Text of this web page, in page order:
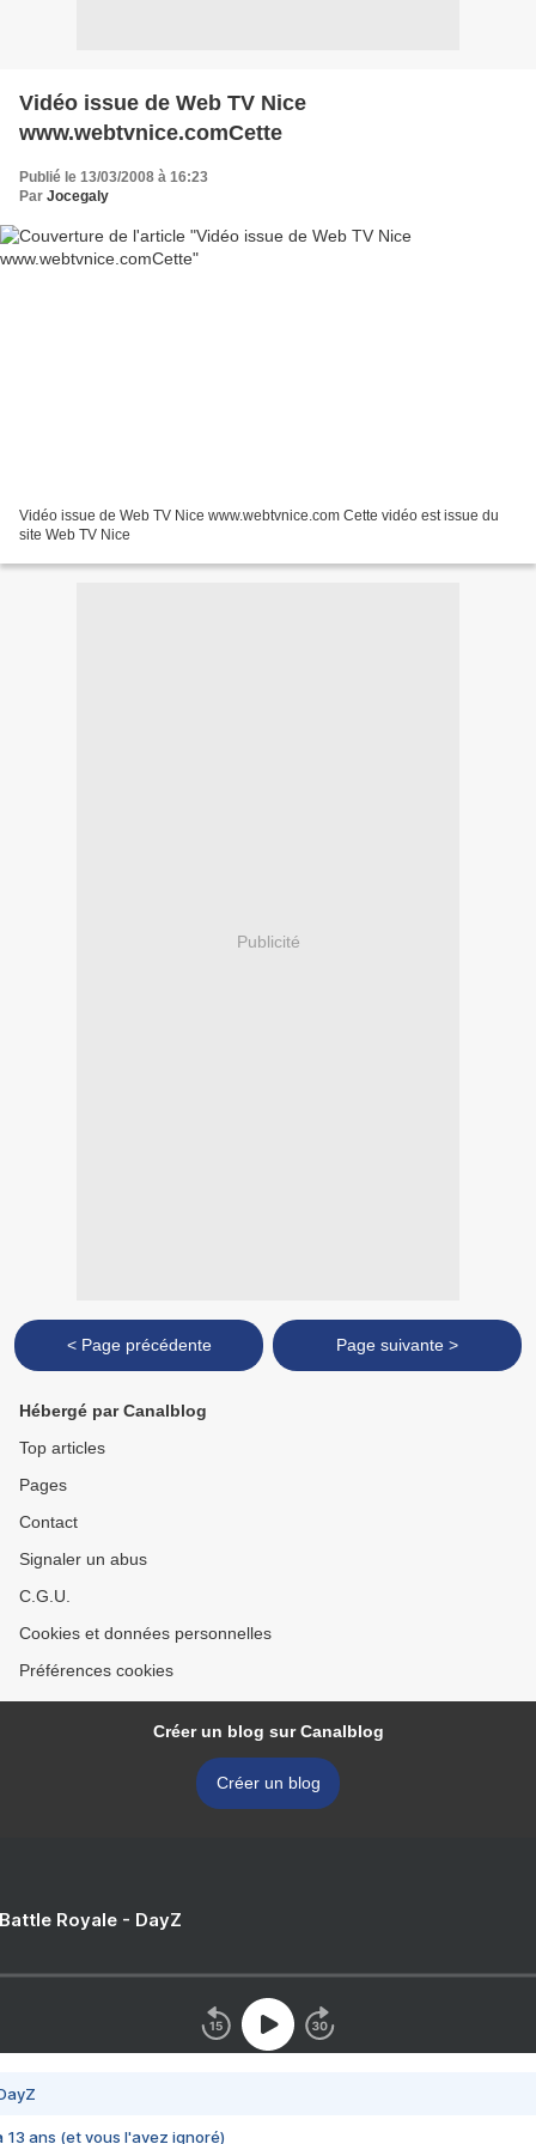
Vidéo issue de Web TV Nice
www.webtvnice.comCette
Publié le 13/03/2008 à 16:23
Par Jocegaly
Vidéo issue de Web TV Nice www.webtvnice.com Cette vidéo est issue du
site Web TV Nice
Publicité
< Page précédente Page suivante >
Hébergé par Canalblog
Top articles
Pages
Contact
Signaler un abus
C.G.U.
Cookies et données personnelles
Préférences cookies
Créer un blog sur Canalblog
Créer un blog
Royale - DayZ
13 ans (et vous l'avez ignoré)